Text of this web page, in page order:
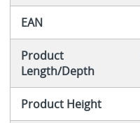
EAN
Product
Length/Depth
Product Height